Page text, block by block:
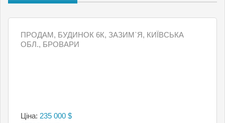
ПРОДАМ, БУДИНОК 6К, ЗАЗИМ`Я, КИЇВСЬКА
ОБЛ., БРОВАРИ
Ціна: 235 000 $